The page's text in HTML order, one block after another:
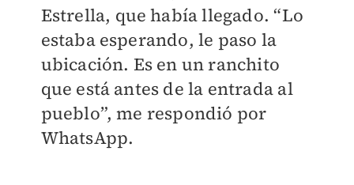
Estrella, que había llegado. “Lo
estaba esperando, le paso la
ubicación. Es en un ranchito
que está antes de la entrada al
pueblo”, me respondió por
WhatsApp.